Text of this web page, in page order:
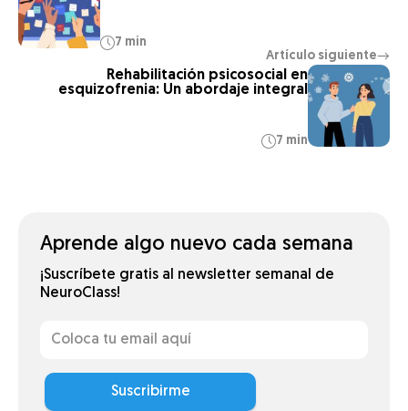
7 min
Artículo siguiente→
Rehabilitación psicosocial en
esquizofrenia: Un abordaje integral
7 min
Aprende algo nuevo cada semana
¡Suscríbete gratis al newsletter semanal de
NeuroClass!
Suscribirme